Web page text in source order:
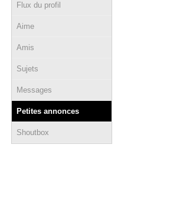
Flux du profil
Aime
Amis
Sujets
Messages
Petites annonces
Shoutbox